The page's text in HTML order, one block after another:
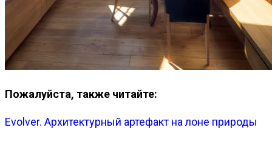
Пожалуйста, также читайте:
Evolver. Архитектурный артефакт на лоне природы